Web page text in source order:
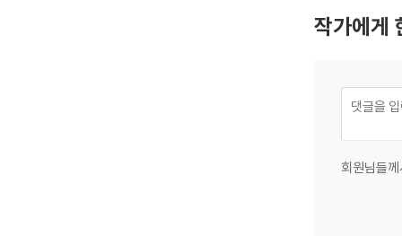
작가에게
회원님들